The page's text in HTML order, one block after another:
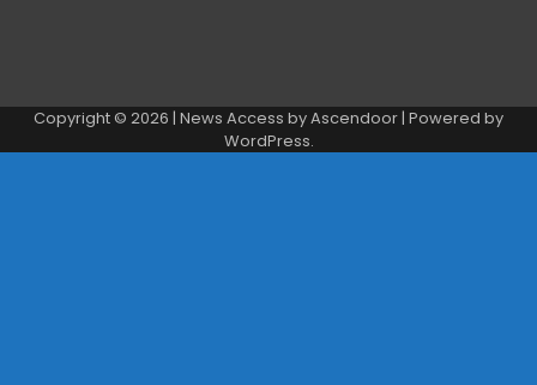
Copyright © 2026 | News Access byAscendoor| Powered by
WordPress.